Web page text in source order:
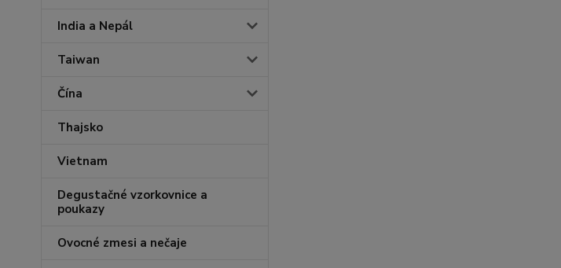
India a Nepál
Taiwan
Čína
Thajsko
Vietnam
Degustačné vzorkovnice a
poukazy
Ovocné zmesi a nečaje